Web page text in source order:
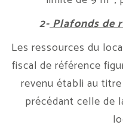
2-Plafonds de
Les ressources du
fiscal de référence
revenu établi au
précédant celle de